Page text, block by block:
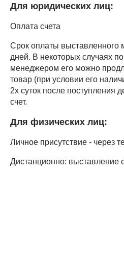
Для юридических лиц:
Оплата счета
Срок оплаты выставленного
дней. В некоторых случаях
менеджером его можно
товар (при условии его
2х суток после поступления
счет.
Для физических лиц:
Личное присутствие - через
Дистанционно: выставление